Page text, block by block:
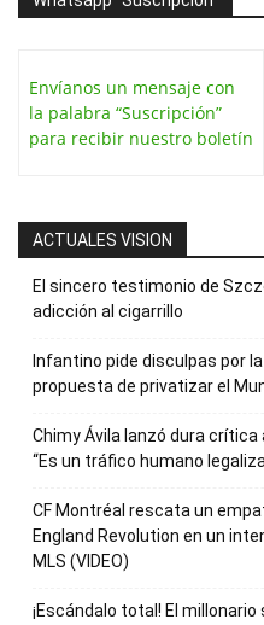
Envíanos un mensaje con
la palabra “Suscripción”
para recibir nuestro boletín
ACTUALES VISION
El sincero testimonio de
adicción al cigarrillo
Infantino pide disculpas por
propuesta de privatizar el
Chimy Ávila lanzó dura
“Es un tráfico humano
CF Montréal rescata un
England Revolution en un
MLS (VIDEO)
¡Escándalo total! El millonario